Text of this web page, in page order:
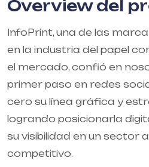
Overview del
InfoPrint, una de las
en la industria del papel
el mercado, confió en
primer paso en redes
cero su línea gráfica y
logrando posicionarla
su visibilidad en un sector
competitivo.